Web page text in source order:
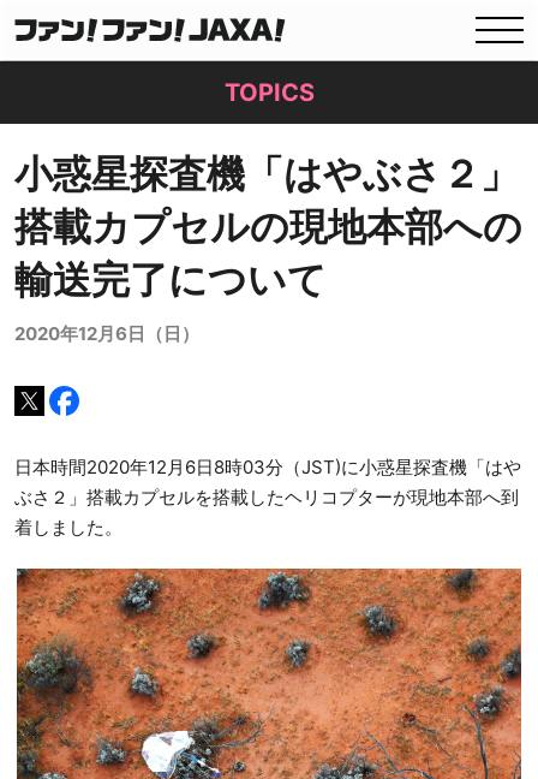
TOPICS
小惑星探査機「はやぶさ２」
搭載カプセルの現地本部への
輸送完了について
2020年12月6日（日）
日本時間2020年12月6日8時03分（JST)に小惑星探査機「はや
ぶさ２」搭載カプセルを搭載したヘリコプターが現地本部へ到
着しました。